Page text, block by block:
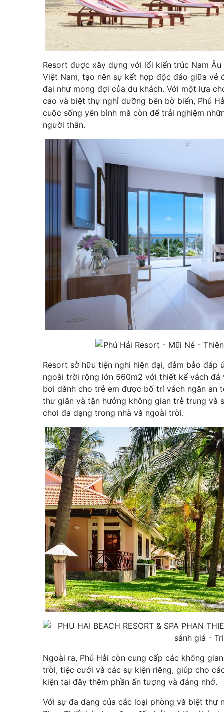
Resort được xây dựng với lối kiến trúc Nam
Việt Nam, tạo nên sự kết hợp độc đáo giữa vẻ
đại như mong đợi của du khách. Với một lựa
cao và biệt thự nghỉ dưỡng bên bờ biển, Phú
cuộc sống yên bình mà còn để trải nghiệm
người thân.
Resort sở hữu tiện nghi hiện đại, đảm bảo
ngoài trời rộng lớn 560m2 với thiết kế vách
bơi dành cho trẻ em được bố trí vách ngăn an
thư giãn và tận hưởng không gian trẻ trung và
chơi đa dạng trong nhà và ngoài trời.
Ngoài ra, Phú Hải còn cung cấp các không
trời, tiệc cưới và các sự kiện riêng, giúp cho
kiện tại đây thêm phần ấn tượng và đáng nhớ.
Với sự đa dạng của các loại phòng và biệt thự